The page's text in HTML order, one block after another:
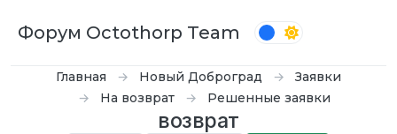
Форум Octothorp Team
Главная Новый Доброград
Заявки
На возврат
Решенные заявки
возврат